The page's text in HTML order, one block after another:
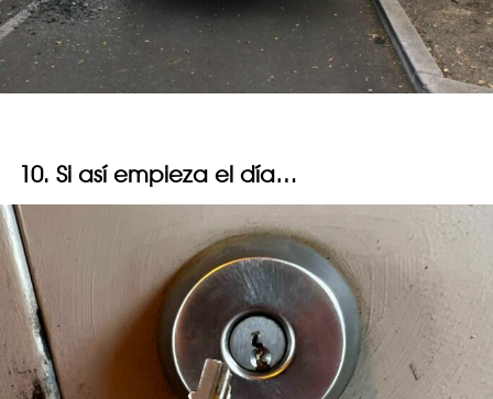
10. Si así empieza el día…